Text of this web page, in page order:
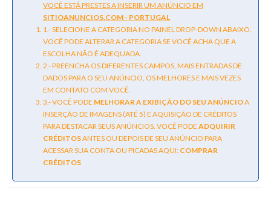
VOCÊ ESTÁ PRESTES A INSERIR UM ANÚNCIO EM
SITIOANUNCIOS.COM - PORTUGAL
1.- SELECIONE A CATEGORIA NO PAINEL DROP-DOWN ABAIXO.
VOCÊ PODE ALTERAR A CATEGORIA SE VOCÊ ACHA QUE A
ESCOLHA NÃO É ADEQUADA.
2.- PREENCHA OS DIFERENTES CAMPOS, MAIS ENTRADAS DE
DADOS PARA O SEU ANÚNCIO, OS MELHORES E MAIS VEZES
EM CONTATO COM VOCÊ.
3.- VOCÊ PODE MELHORAR A EXIBIÇÃO DO SEU ANÚNCIOA
INSERÇÃO DE IMAGENS (ATÉ 5) E AQUISIÇÃO DE CRÉDITOS
PARA DESTACAR SEUS ANÚNCIOS. VOCÊ PODE ADQUIRIR
CRÉDITOSANTES OU DEPOIS DE SEU ANÚNCIO PARA
ACESSAR SUA CONTA OU PICADAS AQUI: COMPRAR
CRÉDITOS